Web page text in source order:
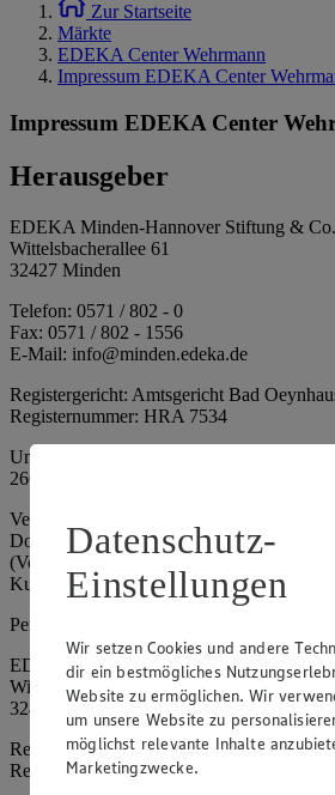
Zur Startseite
Märkte
EDEKA Center Wehrmann
Impressum EDEKA Center
Impressum EDEKA Center
Herausgeber
EDEKA Minden-Hannover Stiftung &
Wittelsbacherallee 61
32427 Minden
Telefon: 0571 / 802 - 0
Fax: 0571 / 802 - 1556
E-Mail: info@minden.edeka.de
Registergericht: Amtsgericht Bad
Registernummer: HRA 7534
Umsatzsteuer-Identifikationsnummer gem.
266067317
Vertretungsberechtigte: Mark Rosenkranz
Dominique Klingsiek (Vorstandsmitglied),
(Vorstandsmitglied), Stephan Wohler
Kuhlmann (Aufsichtsratsvorsitzender)
Persönlich haftende Gesellschafterin:
EDEKA Minden-Hannover Holding
Wittelsbacherallee 61
32427 Minden
Registergericht: Amtsgericht Bad
Registernummer: HRB 4086
Datenschutz-
Einstellungen
Wir setzen Cookies und andere
dir ein bestmögliches
Website zu ermöglichen. Wir
um unsere Website zu
möglichst relevante Inhalte
Marketingzwecke.